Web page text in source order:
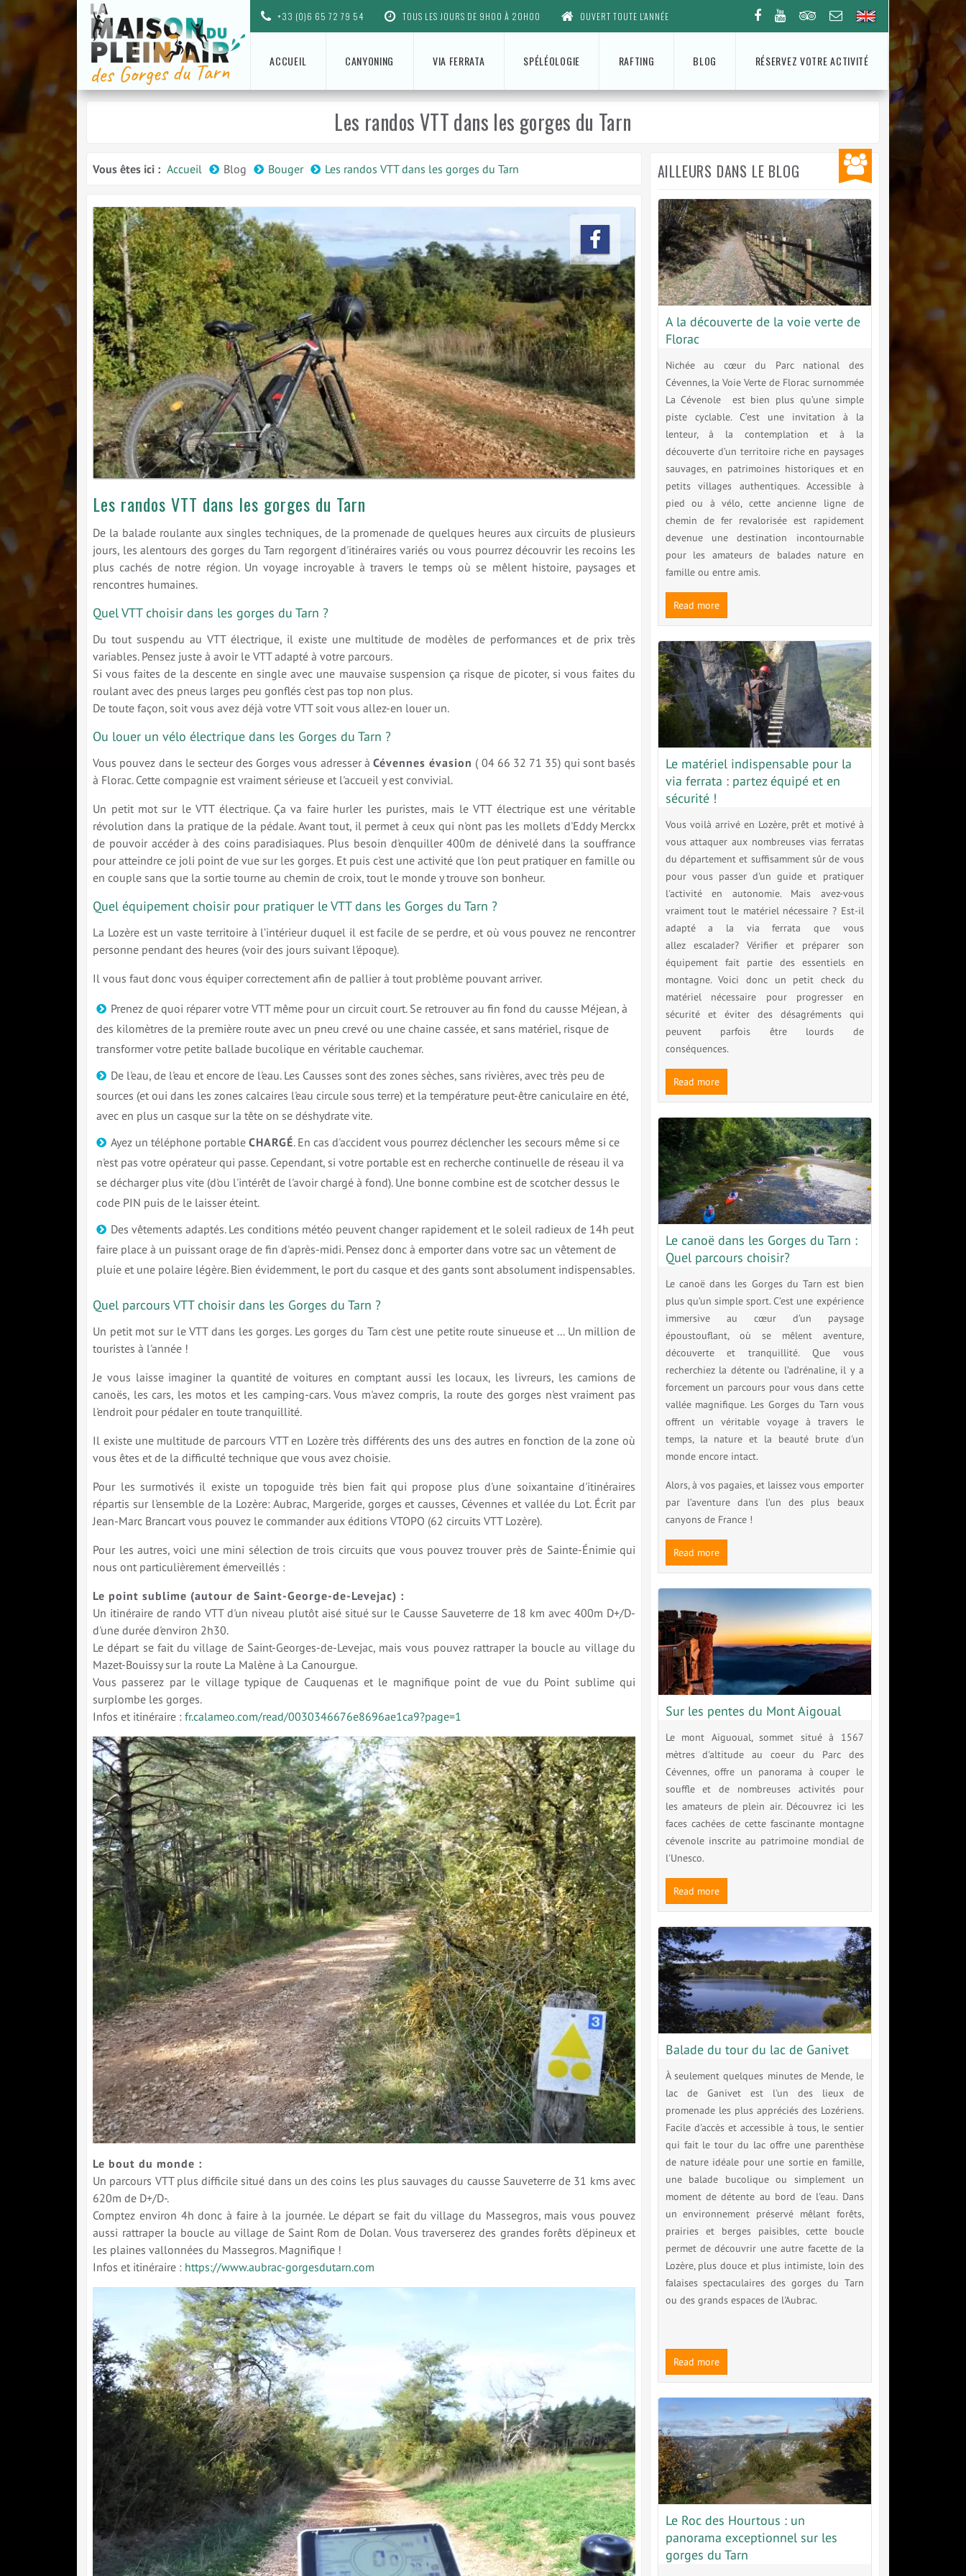
+33 (0)6 65 72 79 54 TOUS LES JOURS DE 9H00 À 20H00 OUVERT TOUTE L'ANNÉE
ACCUEIL CANYONING VIA FERRATA SPÉLÉOLOGIE RAFTING BLOG RÉSERVEZ VOTRE ACTIVITÉ
Les randos VTT dans les gorges du Tarn
Vous êtes ici : Accueil Blog Bouger Les randos VTT dans les gorges du Tarn
Les randos VTT dans les gorges du Tarn
De la balade roulante aux singles techniques, de la promenade de quelques heures aux circuits de plusieurs
jours, les alentours des gorges du Tarn regorgent d'itinéraires variés ou vous pourrez découvrir les recoins les
plus cachés de notre région. Un voyage incroyable à travers le temps où se mêlent histoire, paysages et
rencontres humaines.
Quel VTT choisir dans les gorges du Tarn ?
Du tout suspendu au VTT électrique, il existe une multitude de modèles de performances et de prix très
variables. Pensez juste à avoir le VTT adapté à votre parcours.
Si vous faites de la descente en single avec une mauvaise suspension ça risque de picoter, si vous faites du
roulant avec des pneus larges peu gonflés c'est pas top non plus.
De toute façon, soit vous avez déjà votre VTT soit vous allez-en louer un.
Ou louer un vélo électrique dans les Gorges du Tarn ?
Vous pouvez dans le secteur des Gorges vous adresser àCévennes évasion ( 04 66 32 71 35) qui sont basés
à Florac. Cette compagnie est vraiment sérieuse et l'accueil y est convivial.
Un petit mot sur le VTT électrique. Ça va faire hurler les puristes, mais le VTT électrique est une véritable
révolution dans la pratique de la pédale. Avant tout, il permet à ceux qui n'ont pas les mollets d'Eddy Merckx
de pouvoir accéder à des coins paradisiaques. Plus besoin d'enquiller 400m de dénivelé dans la souffrance
pour atteindre ce joli point de vue sur les gorges. Et puis c'est une activité que l'on peut pratiquer en famille ou
en couple sans que la sortie tourne au chemin de croix, tout le monde y trouve son bonheur.
Quel équipement choisir pour pratiquer le VTT dans les Gorges du Tarn ?
La Lozère est un vaste territoire à l’intérieur duquel il est facile de se perdre, et où vous pouvez ne rencontrer
personne pendant des heures (voir des jours suivant l'époque).
Il vous faut donc vous équiper correctement afin de pallier à tout problème pouvant arriver.
Prenez de quoi réparer votre VTT même pour un circuit court. Se retrouver au fin fond du causse Méjean, à
des kilomètres de la première route avec un pneu crevé ou une chaine cassée, et sans matériel, risque de
transformer votre petite ballade bucolique en véritable cauchemar.
De l'eau, de l'eau et encore de l'eau. Les Causses sont des zones sèches, sans rivières, avec très peu de
sources (et oui dans les zones calcaires l'eau circule sous terre) et la température peut-être caniculaire en été,
avec en plus un casque sur la tête on se déshydrate vite.
Ayez un téléphone portableCHARGÉ. En cas d'accident vous pourrez déclencher les secours même si ce
n'est pas votre opérateur qui passe. Cependant, si votre portable est en recherche continuelle de réseau il va
se décharger plus vite (d'ou l'intérêt de l'avoir chargé à fond). Une bonne combine est de scotcher dessus le
code PIN puis de le laisser éteint.
Des vêtements adaptés. Les conditions météo peuvent changer rapidement et le soleil radieux de 14h peut
faire place à un puissant orage de fin d'après-midi. Pensez donc à emporter dans votre sac un vêtement de
pluie et une polaire légère. Bien évidemment, le port du casque et des gants sont absolument indispensables.
Quel parcours VTT choisir dans les Gorges du Tarn ?
Un petit mot sur le VTT dans les gorges. Les gorges du Tarn c'est une petite route sinueuse et ... Un million de
touristes à l'année !
Je vous laisse imaginer la quantité de voitures en comptant aussi les locaux, les livreurs, les camions de
canoës, les cars, les motos et les camping-cars. Vous m'avez compris, la route des gorges n'est vraiment pas
l'endroit pour pédaler en toute tranquillité.
Il existe une multitude de parcours VTT en Lozère très différents des uns des autres en fonction de la zone où
vous êtes et de la difficulté technique que vous avez choisie.
Pour les surmotivés il existe un topoguide très bien fait qui propose plus d'une soixantaine d'itinéraires
répartis sur l'ensemble de la Lozère: Aubrac, Margeride, gorges et causses, Cévennes et vallée du Lot. Écrit par
Jean-Marc Brancart vous pouvez le commander aux éditions VTOPO (62 circuits VTT Lozère).
Pour les autres, voici une mini sélection de trois circuits que vous pouvez trouver près de Sainte-Énimie qui
nous ont particulièrement émerveillés :
Le point sublime (autour de Saint-George-de-Levejac) :
Un itinéraire de rando VTT d'un niveau plutôt aisé situé sur le Causse Sauveterre de 18 km avec 400m D+/D-
d'une durée d'environ 2h30.
Le départ se fait du village de Saint-Georges-de-Levejac, mais vous pouvez rattraper la boucle au village du
Mazet-Bouissy sur la route La Malène à La Canourgue.
Vous passerez par le village typique de Cauquenas et le magnifique point de vue du Point sublime qui
surplombe les gorges.
Infos et itinéraire :fr.calameo.com/read/0030346676e8696ae1ca9?page=1
Le bout du monde :
Un parcours VTT plus difficile situé dans un des coins les plus sauvages du causse Sauveterre de 31 kms avec
620m de D+/D-.
Comptez environ 4h donc à faire à la journée. Le départ se fait du village du Massegros, mais vous pouvez
aussi rattraper la boucle au village de Saint Rom de Dolan. Vous traverserez des grandes forêts d'épineux et
les plaines vallonnées du Massegros. Magnifique !
Infos et itinéraire : https://www.aubrac-gorgesdutarn.com
AILLEURS DANS LE BLOG
A la découverte de la voie verte de
Florac
Nichée au cœur du Parc national des
Cévennes, la Voie Verte de Florac surnommée
La Cévenole est bien plus qu’une simple
piste cyclable. C’est une invitation à la
lenteur, à la contemplation et à la
découverte d’un territoire riche en paysages
sauvages, en patrimoines historiques et en
petits villages authentiques. Accessible à
pied ou à vélo, cette ancienne ligne de
chemin de fer revalorisée est rapidement
devenue une destination incontournable
pour les amateurs de balades nature en
famille ou entre amis.
Read more
Le matériel indispensable pour la
via ferrata : partez équipé et en
sécurité !
Vous voilà arrivé en Lozère, prêt et motivé à
vous attaquer aux nombreuses vias ferratas
du département et suffisamment sûr de vous
pour vous passer d'un guide et pratiquer
l'activité en autonomie. Mais avez-vous
vraiment tout le matériel nécessaire ? Est-il
adapté a la via ferrata que vous
allez escalader? Vérifier et préparer son
équipement fait partie des essentiels en
montagne. Voici donc un petit check du
matériel nécessaire pour progresser en
sécurité et éviter des désagréments qui
peuvent parfois être lourds de
conséquences.
Read more
Le canoë dans les Gorges du Tarn :
Quel parcours choisir?
Le canoë dans les Gorges du Tarn est bien
plus qu’un simple sport. C’est une expérience
immersive au cœur d’un paysage
époustouflant, où se mêlent aventure,
découverte et tranquillité. Que vous
recherchiez la détente ou l’adrénaline, il y a
forcement un parcours pour vous dans cette
vallée magnifique. Les Gorges du Tarn vous
offrent un véritable voyage à travers le
temps, la nature et la beauté brute d'un
monde encore intact.
Alors, à vos pagaies, et laissez vous emporter
par l’aventure dans l’un des plus beaux
canyons de France !
Read more
Sur les pentes du Mont Aigoual
Le mont Aiguoual, sommet situé à 1567
mètres d'altitude au coeur du Parc des
Cévennes, offre un panorama à couper le
souffle et de nombreuses activités pour
les amateurs de plein air. Découvrez ici les
faces cachées de cette fascinante montagne
cévenole inscrite au patrimoine mondial de
l'Unesco.
Read more
Balade du tour du lac de Ganivet
À seulement quelques minutes de Mende, le
lac de Ganivet est l'un des lieux de
promenade les plus appréciés des Lozériens.
Facile d'accès et accessible à tous, le sentier
qui fait le tour du lac offre une parenthèse
de nature idéale pour une sortie en famille,
une balade bucolique ou simplement un
moment de détente au bord de l'eau. Dans
un environnement préservé mêlant forêts,
prairies et berges paisibles, cette boucle
permet de découvrir une autre facette de la
Lozère, plus douce et plus intimiste, loin des
falaises spectaculaires des gorges du Tarn
ou des grands espaces de l'Aubrac.
Read more
Le Roc des Hourtous : un
panorama exceptionnel sur les
gorges du Tarn